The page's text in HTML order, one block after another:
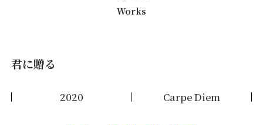
Works
君に贈る
2020 Carpe Diem